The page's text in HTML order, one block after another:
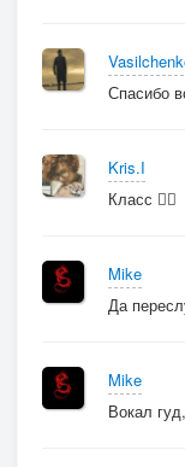
Спасибо
Kris.I
Класс ❤️‍🔥
Mike
Да
Mike
Вокал